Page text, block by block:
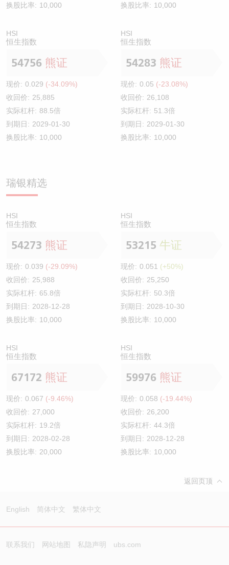
换股比率: 10,000
换股比率: 10,000
HSI
恒生指数
54756 熊证
现价: 0.029 (-34.09%)
收回价: 25,885
实际杠杆: 88.5倍
到期日: 2029-01-30
换股比率: 10,000
HSI
恒生指数
54283 熊证
现价: 0.05 (-23.08%)
收回价: 26,108
实际杠杆: 51.3倍
到期日: 2029-01-30
换股比率: 10,000
瑞银精选
HSI
恒生指数
54273 熊证
现价: 0.039 (-29.09%)
收回价: 25,988
实际杠杆: 65.8倍
到期日: 2028-12-28
换股比率: 10,000
HSI
恒生指数
53215 牛证
现价: 0.051 (+50%)
收回价: 25,250
实际杠杆: 50.3倍
到期日: 2028-10-30
换股比率: 10,000
HSI
恒生指数
67172 熊证
现价: 0.067 (-9.46%)
收回价: 27,000
实际杠杆: 19.2倍
到期日: 2028-02-28
换股比率: 20,000
HSI
恒生指数
59976 熊证
现价: 0.058 (-19.44%)
收回价: 26,200
实际杠杆: 44.3倍
到期日: 2028-12-28
换股比率: 10,000
返回页顶
English 简体中文 繁体中文
联系我们 网站地图 私隐声明 ubs.com